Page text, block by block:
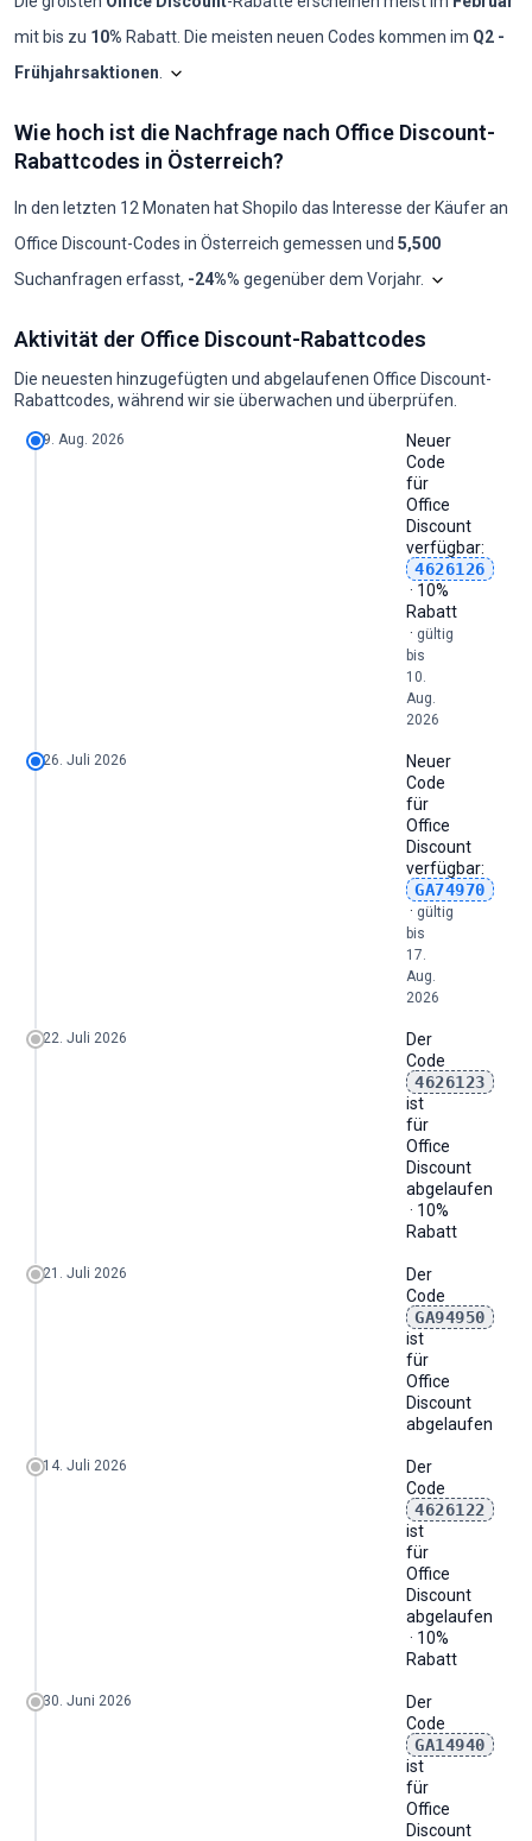
mit bis zu 10% Rabatt. Die meisten neuen Codes kommen im Q2 -
Frühjahrsaktionen
Monat Neue CodesMax. RabattMin. RabattCodes ≥50%Codes ≥70%
2025-080 - -
2025-100 - - 0 0
2025-120 - - 0 0
2026-010
2026-021 10% 10% 0 0
2026-040 - - 0
2026-061 10% 10% 0 0
2026-071 10% 10% 0 0
Wie hoch ist die Nachfrage nach Office Discount-
Rabattcodes in Österreich?
In den letzten 12 Monaten hat Shopilo das Interesse der Käufer an
Office Discount-Codes in Österreich gemessen und 5,500
Suchanfragen erfasst, -24%% gegenüber dem Vorjahr.
Jahr
Jän Feb Mär Apr Mai Jun Jul Aug Sep
2024
480 480 480 480 590 480 480
2025 880 480 590 1000 590 590 480 390 480 480
2026 390 320 480 590 371 371 302 245 302 -
Aktivität der Office Discount-Rabattcodes
Die neuesten hinzugefügten und abgelaufenen Office Discount-
Rabattcodes, während wir sie überwachen und überprüfen.
9. Aug. 2026
Neuer
Code
für
Office
Discount
verfügbar:
4626126
· 10%
Rabatt
· gültig
bis
10.
Aug.
2026
26. Juli 2026
Neuer
Code
für
Office
Discount
verfügbar:
GA74970
· gültig
bis
17.
Aug.
2026
22. Juli 2026
Der
Code
4626123
ist
für
Office
Discount
abgelaufen
· 10%
Rabatt
21. Juli 2026
Der
Code
GA94950
ist
für
Office
Discount
abgelaufen
14. Juli 2026
Der
Code
4626122
ist
für
Office
Discount
abgelaufen
· 10%
Rabatt
30. Juni 2026
Der
Code
GA14940
ist
für
Office
Discount